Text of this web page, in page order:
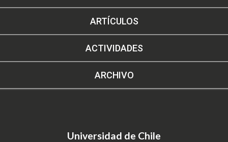
ARTÍCULOS
ACTIVIDADES
ARCHIVO
Universidad de Chile